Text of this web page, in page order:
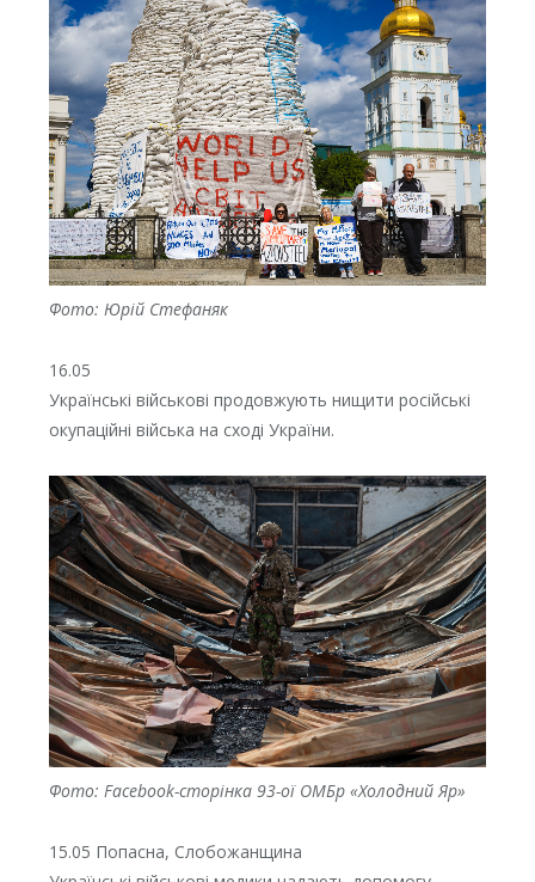
Фото: Юрій Стефаняк
16.05
Українські військові продовжують нищити російські
окупаційні війська на сході України.
Фото: Facebook-сторінка 93-ої ОМБр «Холодний Яр»
15.05 Попасна, Слобожанщина